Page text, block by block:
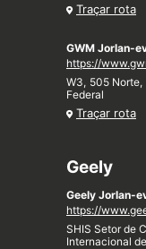
Traçar rota
GWM Jorlan-
https://
W3, 505
Federal
Traçar rota
Geely
Geely Jorlan-
https://
SHIS Setor de
Internacional